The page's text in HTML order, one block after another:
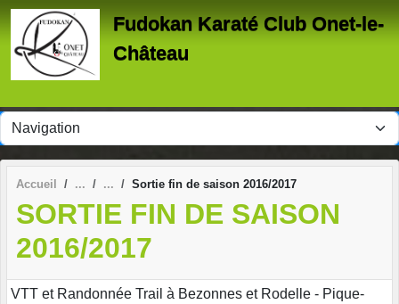
Fudokan Karaté Club Onet-le-
Château
Accueil Sortie fin de saison 2016/2017
SORTIE FIN DE SAISON
2016/2017
VTT et Randonnée Trail à Bezonnes et Rodelle - Pique-
Panneau de gestion des cookies